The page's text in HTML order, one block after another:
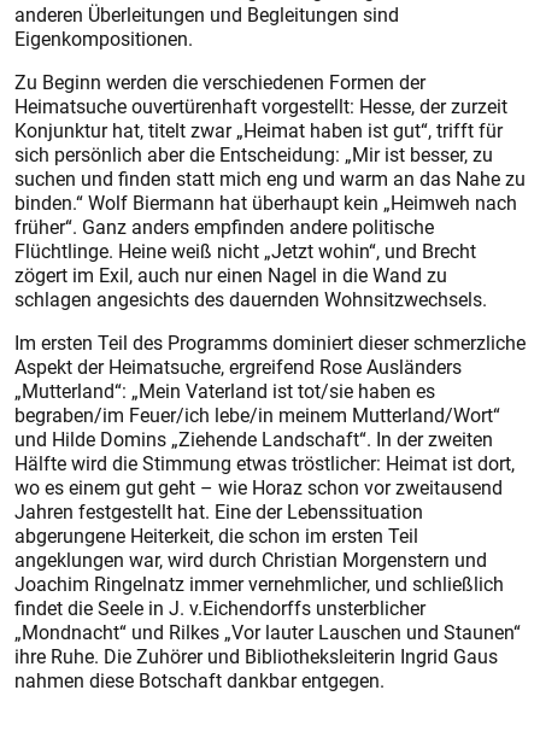
anderen Überleitungen und Begleitungen sind
Eigenkompositionen.
Zu Beginn werden die verschiedenen Formen der
Heimatsuche ouvertürenhaft vorgestellt: Hesse, der zurzeit
Konjunktur hat, titelt zwar „Heimat haben ist gut“, trifft für
sich persönlich aber die Entscheidung: „Mir ist besser, zu
suchen und finden statt mich eng und warm an das Nahe zu
binden.“ Wolf Biermann hat überhaupt kein „Heimweh nach
früher“. Ganz anders empfinden andere politische
Flüchtlinge. Heine weiß nicht „Jetzt wohin“, und Brecht
zögert im Exil, auch nur einen Nagel in die Wand zu
schlagen angesichts des dauernden Wohnsitzwechsels.
Im ersten Teil des Programms dominiert dieser schmerzliche
Aspekt der Heimatsuche, ergreifend Rose Ausländers
„Mutterland“: „Mein Vaterland ist tot/sie haben es
begraben/im Feuer/ich lebe/in meinem Mutterland/Wort“
und Hilde Domins „Ziehende Landschaft“. In der zweiten
Hälfte wird die Stimmung etwas tröstlicher: Heimat ist dort,
wo es einem gut geht – wie Horaz schon vor zweitausend
Jahren festgestellt hat. Eine der Lebenssituation
abgerungene Heiterkeit, die schon im ersten Teil
angeklungen war, wird durch Christian Morgenstern und
Joachim Ringelnatz immer vernehmlicher, und schließlich
findet die Seele in J. v.Eichendorffs unsterblicher
„Mondnacht“ und Rilkes „Vor lauter Lauschen und Staunen“
ihre Ruhe. Die Zuhörer und Bibliotheksleiterin Ingrid Gaus
nahmen diese Botschaft dankbar entgegen.